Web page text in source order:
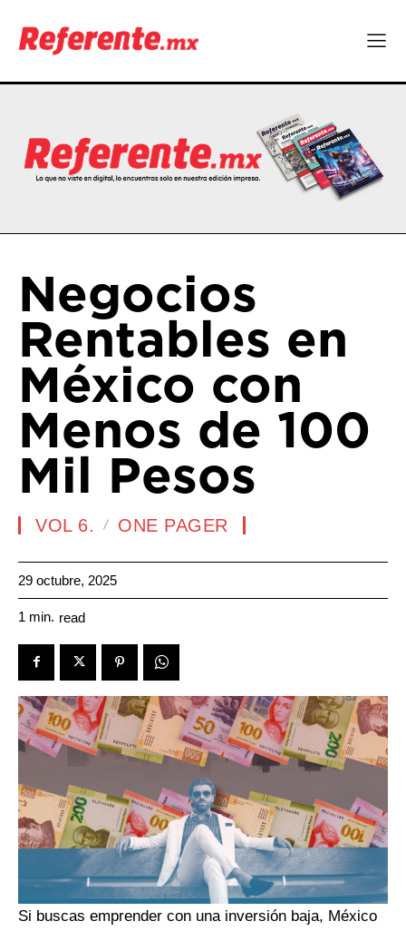
Negocios
Rentables en
México con
Menos de 100
Mil Pesos
VOL 6. ONE PAGER
29 octubre, 2025
1 min. read
Si buscas emprender con una inversión baja, México